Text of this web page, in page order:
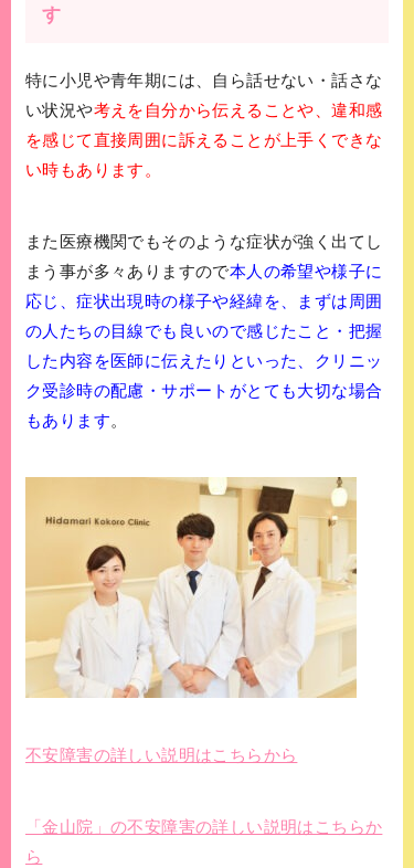
す
特に小児や青年期には、自ら話せない・話さな
い状況や考えを自分から伝えることや、違和感
を感じて直接周囲に訴えることが上手くできな
い時もあります。
また医療機関でもそのような症状が強く出てし
まう事が多々ありますので本人の希望や様子に
応じ、症状出現時の様子や経緯を、まずは周囲
の人たちの目線でも良いので感じたこと・把握
した内容を医師に伝えたりといった、クリニッ
ク受診時の配慮・サポートがとても大切な場合
もあります。
不安障害の詳しい説明はこちらから
「金山院」の不安障害の詳しい説明はこちらか
ら